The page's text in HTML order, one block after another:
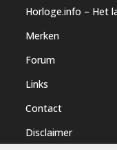
Horloge.info – Het
Merken
Forum
Links
Contact
Disclaimer